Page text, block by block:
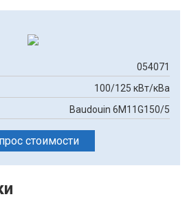
054071
100/125 кВт/кВа
Baudouin 6M11G150/5
стоимости